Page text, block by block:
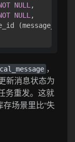
NULL ,
NULL ,
(message_id)
，
新消息状态为
务重发。这就
场景里比“失